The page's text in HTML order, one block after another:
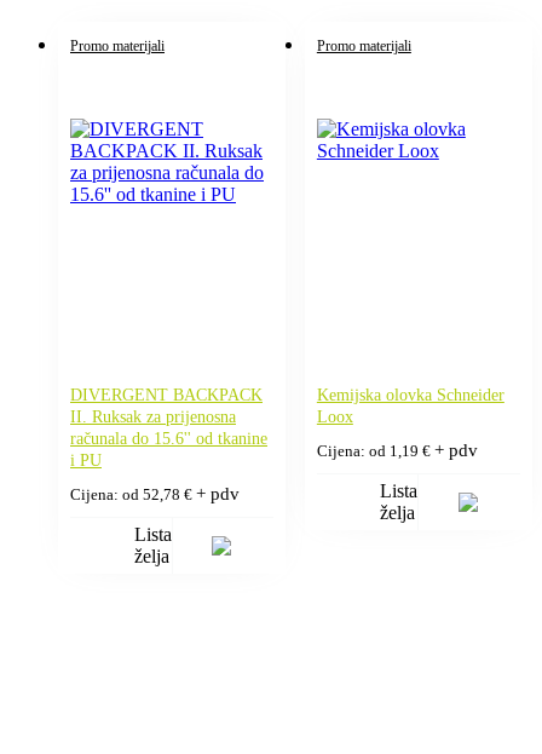
Promo materijali
DIVERGENT BACKPACK
II. Ruksak za prijenosna
računala do 15.6'' od tkanine
i PU
Cijena: od 52,78 € + pdv
Lista
želja
Promo materijali
Kemijska olovka Schneider
Loox
Cijena: od 1,19 € + pdv
Lista
želja